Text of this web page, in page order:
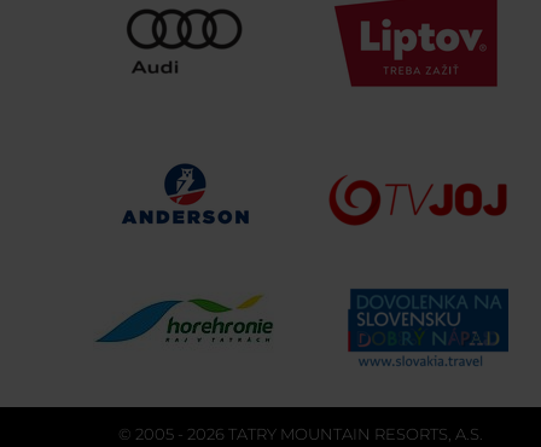
© 2005 - 2026 TATRY MOUNTAIN RESORTS, A.S.